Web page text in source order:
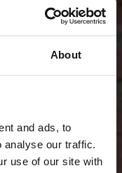
About
and ads, to
analyse our traffic.
use of our site with